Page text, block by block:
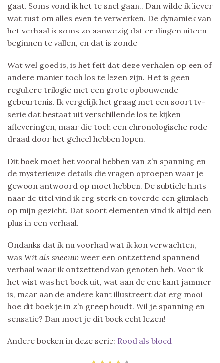
gaat. Soms vond ik het te snel gaan.. Dan wilde ik liever
wat rust om alles even te verwerken. De dynamiek van
het verhaal is soms zo aanwezig dat er dingen uiteen
beginnen te vallen, en dat is zonde.
Wat wel goed is, is het feit dat deze verhalen op een of
andere manier toch los te lezen zijn. Het is geen
reguliere trilogie met een grote opbouwende
gebeurtenis. Ik vergelijk het graag met een soort tv-
serie dat bestaat uit verschillende los te kijken
afleveringen, maar die toch een chronologische rode
draad door het geheel hebben lopen.
Dit boek moet het vooral hebben van z’n spanning en
de mysterieuze details die vragen oproepen waar je
gewoon antwoord op moet hebben. De subtiele hints
naar de titel vind ik erg sterk en toverde een glimlach
op mijn gezicht. Dat soort elementen vind ik altijd een
plus in een verhaal.
Ondanks dat ik nu voorhad wat ik kon verwachten,
was Wit als sneeuw weer een ontzettend spannend
verhaal waar ik ontzettend van genoten heb. Voor ik
het wist was het boek uit, wat aan de ene kant jammer
is, maar aan de andere kant illustreert dat erg mooi
hoe dit boek je in z’n greep houdt. Wil je spanning en
sensatie? Dan moet je dit boek echt lezen!
Andere boeken in deze serie: Rood als bloed